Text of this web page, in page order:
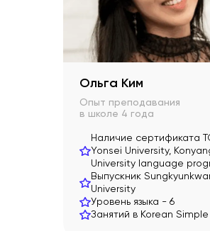
Ольга Ким
Опыт преподавания
в школе 4 года
Наличие сертификата
Yonsei University,
University language
Выпускник
University
Уровень языка - 6
Занятий в Korean